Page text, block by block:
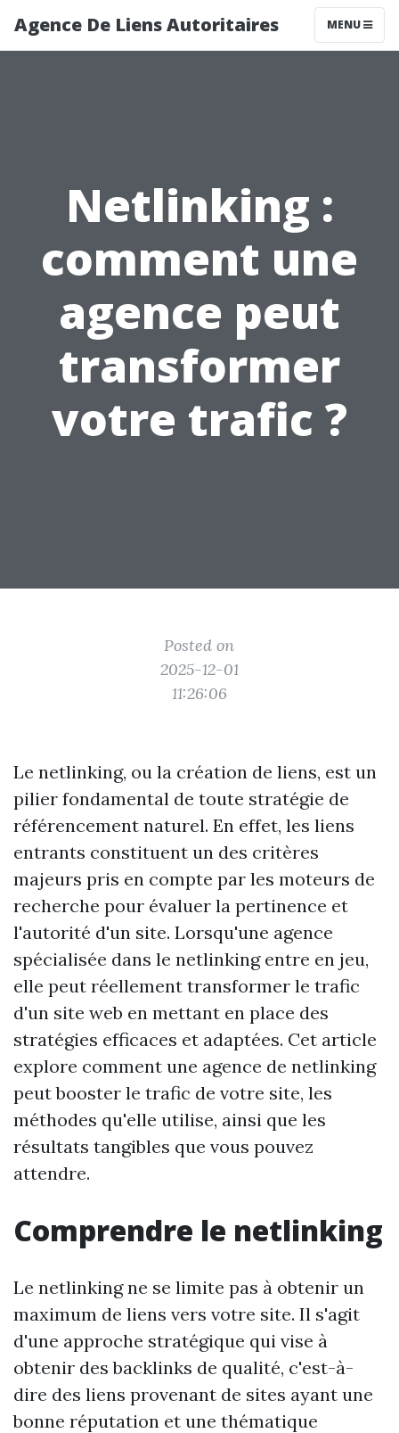
Agence De Liens Autoritaires MENU
Netlinking :
comment une
agence peut
transformer
votre trafic ?
Posted on
2025-12-01
11:26:06
Le netlinking, ou la création de liens, est un
pilier fondamental de toute stratégie de
référencement naturel. En effet, les liens
entrants constituent un des critères
majeurs pris en compte par les moteurs de
recherche pour évaluer la pertinence et
l'autorité d'un site. Lorsqu'une agence
spécialisée dans le netlinking entre en jeu,
elle peut réellement transformer le trafic
d'un site web en mettant en place des
stratégies efficaces et adaptées. Cet article
explore comment une agence de netlinking
peut booster le trafic de votre site, les
méthodes qu'elle utilise, ainsi que les
résultats tangibles que vous pouvez
attendre.
Comprendre le netlinking
Le netlinking ne se limite pas à obtenir un
maximum de liens vers votre site. Il s'agit
d'une approche stratégique qui vise à
obtenir des backlinks de qualité, c'est-à-
dire des liens provenant de sites ayant une
bonne réputation et une thématique